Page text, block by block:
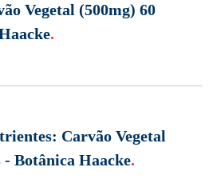
Vegetal (500mg) 60
.
Carvão Vegetal
- Botânica Haacke.